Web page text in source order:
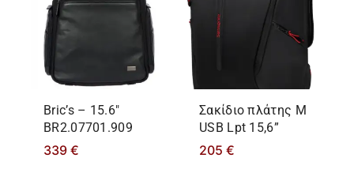
Bric’s – 15.6″
BR2.07701.909
339 €
Σακίδιο πλάτης M
USB Lpt 15,6”
205 €